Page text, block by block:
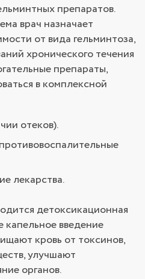
препаратов.
врач назначает
от вида гельминтоза,
хронического течения
препараты,
в комплексной
отеков).
лекарства.
детоксикационная
капельное введение
кровь от токсинов,
улучшают
органов.